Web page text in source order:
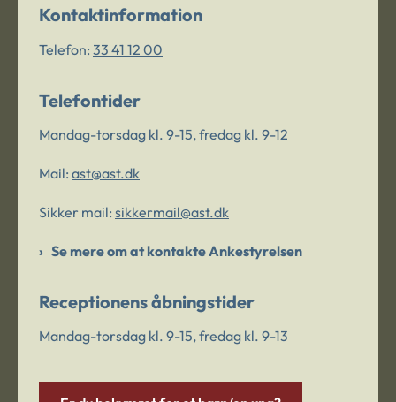
Kontaktinformation
Telefon: 33 41 12 00
Telefontider
Mandag-torsdag kl. 9-15, fredag kl. 9-12
Mail: ast@ast.dk
Sikker mail: sikkermail@ast.dk
Se mere om at kontakte Ankestyrelsen
Receptionens åbningstider
Mandag-torsdag kl. 9-15, fredag kl. 9-13